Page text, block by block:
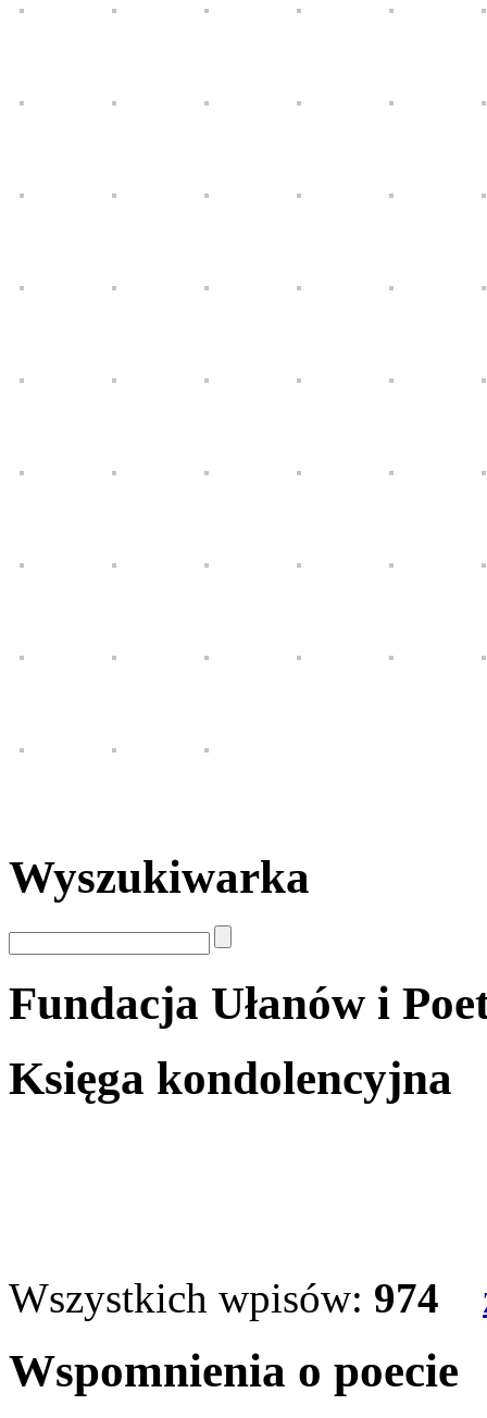
Wyszukiwarka
Fundacja Ułanów i
Księga kondolencyjna
Wszystkich wpisów: 974
Wspomnienia o poecie